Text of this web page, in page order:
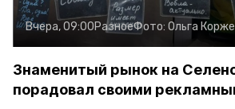
Вчера, 09:00РазноеФото: Ольга
Знаменитый рынок на
порадовал своими